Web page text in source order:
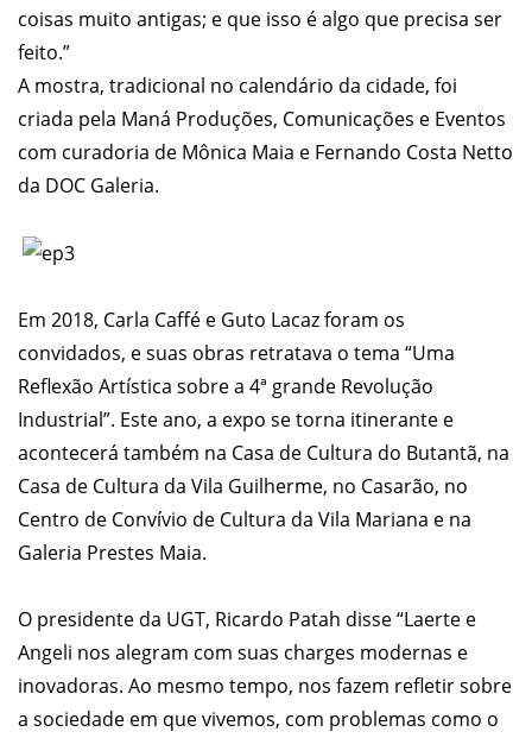
coisas muito antigas; e que isso é algo que precisa ser
feito.”
A mostra, tradicional no calendário da cidade, foi
criada pela Maná Produções, Comunicações e Eventos
com curadoria de Mônica Maia e Fernando Costa Netto
da DOC Galeria.
Em 2018, Carla Caffé e Guto Lacaz foram os
convidados, e suas obras retratava o tema “Uma
Reflexão Artística sobre a 4ª grande Revolução
Industrial”. Este ano, a expo se torna itinerante e
acontecerá também na Casa de Cultura do Butantã, na
Casa de Cultura da Vila Guilherme, no Casarão, no
Centro de Convívio de Cultura da Vila Mariana e na
Galeria Prestes Maia.
O presidente da UGT, Ricardo Patah disse “Laerte e
Angeli nos alegram com suas charges modernas e
inovadoras. Ao mesmo tempo, nos fazem refletir sobre
a sociedade em que vivemos, com problemas como o